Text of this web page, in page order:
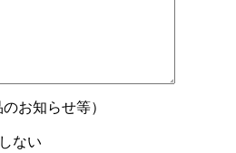
お知らせ等）
ない